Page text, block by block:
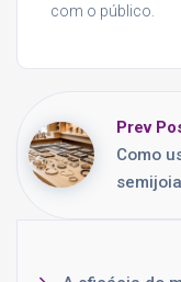
com o público.
Prev
Como